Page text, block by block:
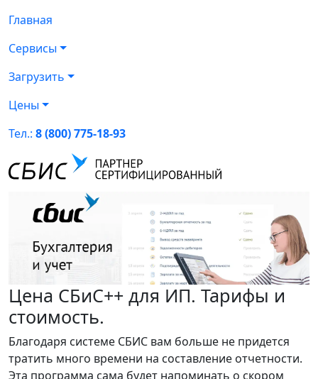
Главная
Сервисы
Загрузить
Цены
Тел.: 8 (800) 775-18-93
Цена СБиС++ для ИП. Тарифы и
стоимость.
Благодаря системе СБИС вам больше не придется
тратить много времени на составление отчетности.
Эта программа сама будет напоминать о скором